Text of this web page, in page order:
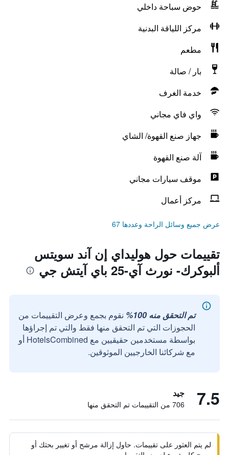
حوض سباحة داخلي
مركز اللياقة البدنية
مطعم
بار / صالة
خدمة الغرف
واي فاي مجاني
جهاز صنع القهوة/ الشاي
آلة صنع القهوة
موقف سيارات مجاني
مركز أعمال
عرض جميع وسائل الراحة وعددها 67
تقييمات حول هوليداي إن آند سويتس
ألبوكرك- نورث آي-25 باي آيتش جي
تم التحقق منه 100%
نقوم بجمع وعرض التقييمات من
الحجوزات التي تم التحقق منها فقط والتي تم إجراؤها
بواسطة مستخدمين حقيقيين مع HotelsCombined أو
مع شركائنا الخارجيين الموثوقين.
7.5 جيد
706 من التقييمات تم التحقق منها
لم يتم العثور على تقييمات. حاول إزالة مرشح أو تغيير بحثك أو